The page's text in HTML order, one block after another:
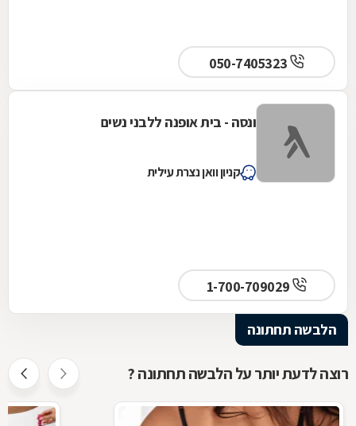
ונסה - בית אופנה ללבני נשים
קניון וואן נצרת עילית
1-700-709029
הלבשה תחתונה
רוצה לדעת יותר על הלבשה תחתונה ?